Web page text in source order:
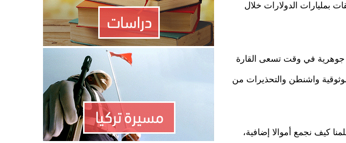
بمليارات الدولارات خلال
جوهرية في وقت تسعى القارة
واشنطن والتحذيرات من
كيف نجمع أموالا إضافية،